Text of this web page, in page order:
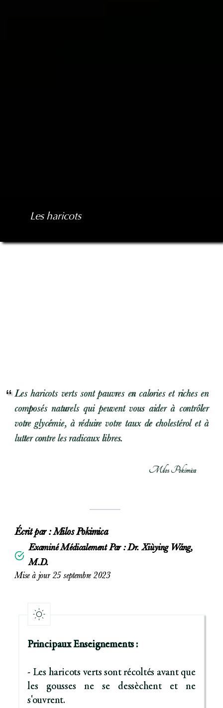
Les haricots
Les haricots verts sont pauvres en calories et riches en
composés naturels qui peuvent vous aider à contrôler
votre glycémie, à réduire votre taux de cholestérol et à
lutter contre les radicaux libres.
Milos Pokimica
Écrit par :Milos Pokimica
Examiné Médicalement Par : Dr. Xiùying Wáng,
M.D.
Mise à jour 25 septembre 2023
Principaux Enseignements :
- Les haricots verts sont récoltés avant que
les gousses ne se dessèchent et ne
s'ouvrent.